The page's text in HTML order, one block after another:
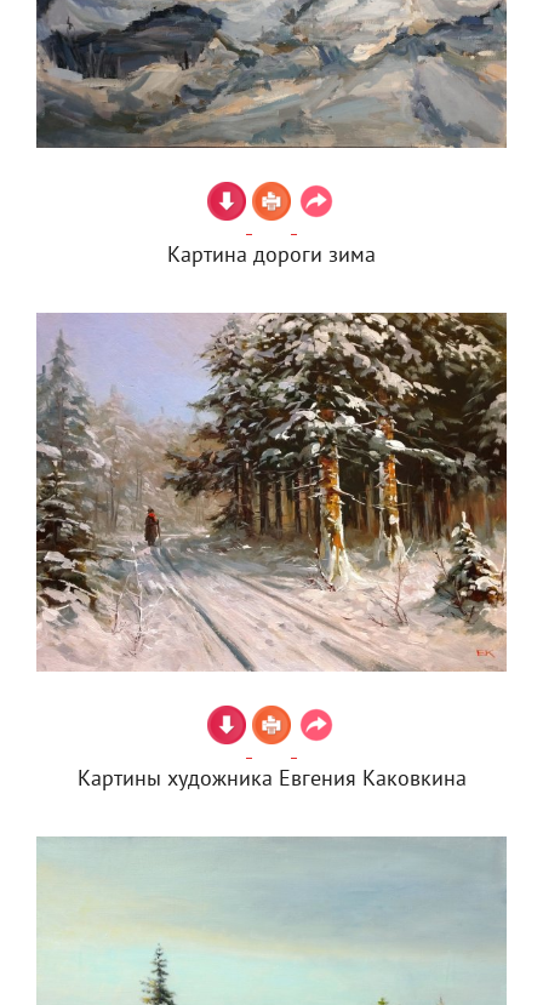
Картина дороги зима
Картины художника Евгения Каковкина